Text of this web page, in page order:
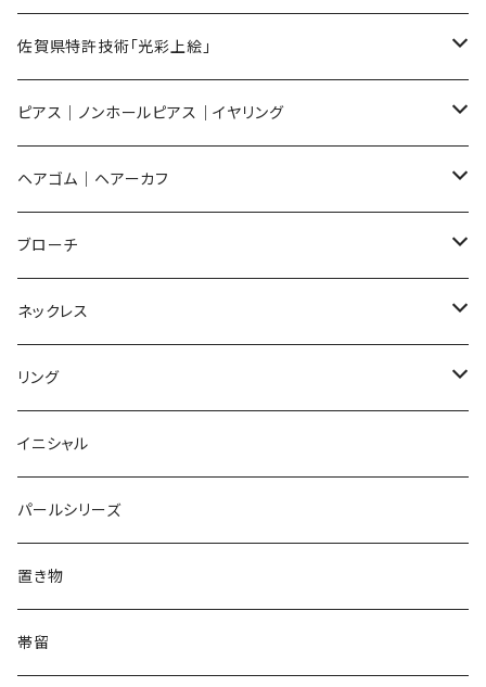
メンズ ギフトセット
佐賀県特許技術「光彩上絵」
ピアス
イヤリング
ノンホールピアス
ヘアゴム
ブローチ
ネックレス
リング
ピアス｜ノンホールピアス｜イヤリング
ピアス
Flower
Dot
てんとう虫
pattern
ノンホールピアス
Flower
Dot
Bubble
イヤリング
Flower
Round
ヘアゴム｜ヘアーカフ
Flower
Round
Square
てんとう虫
Animal
うさぎ
パンダ
鏡
Pattern
ブローチ
Flower
Animal
猫
犬
Lips
鏡
Pattern
house
ネックレス
Flower
Animal
てんとう虫
Food
Pattern
リング
Flower
Round
てんとう虫
animal
イニシャル
パールシリーズ
置き物
帯留